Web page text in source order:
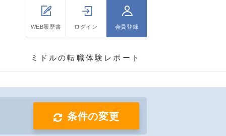
WEB履歴書 ログイン 会員登録
ミドルの転職体験レポート
条件の変更